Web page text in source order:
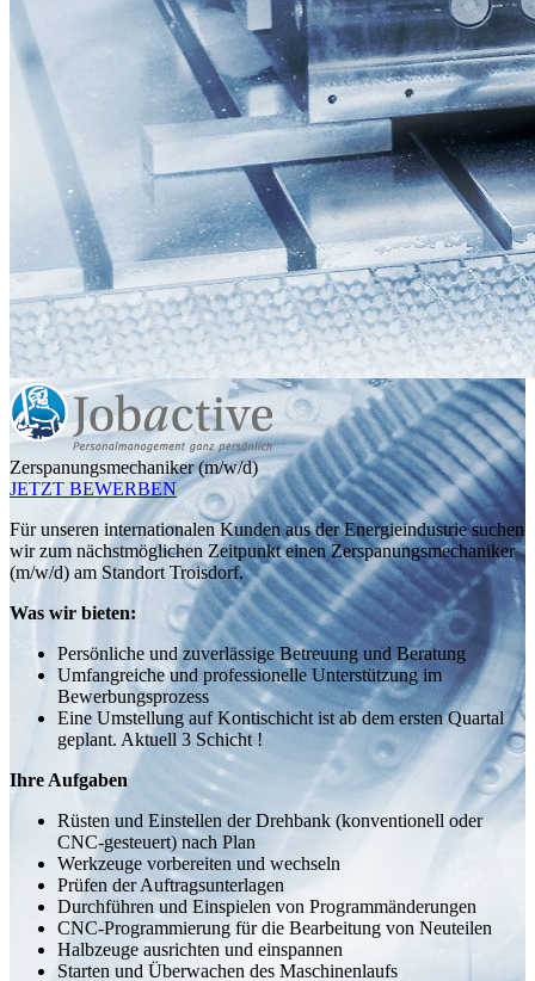
Zerspanungsmechaniker (m/w/d)
JETZT BEWERBEN
Für unseren internationalen Kunden aus der Energieindustrie suchen
wir zum nächstmöglichen Zeitpunkt einen Zerspanungsmechaniker
(m/w/d) am Standort Troisdorf.
Was wir bieten:
Persönliche und zuverlässige Betreuung und Beratung
Umfangreiche und professionelle Unterstützung im
Bewerbungsprozess
Eine Umstellung auf Kontischicht ist ab dem ersten Quartal
geplant. Aktuell 3 Schicht !
Ihre Aufgaben
Rüsten und Einstellen der Drehbank (konventionell oder
CNC-gesteuert) nach Plan
Werkzeuge vorbereiten und wechseln
Prüfen der Auftragsunterlagen
Durchführen und Einspielen von Programmänderungen
CNC-Programmierung für die Bearbeitung von Neuteilen
Halbzeuge ausrichten und einspannen
Starten und Überwachen des Maschinenlaufs